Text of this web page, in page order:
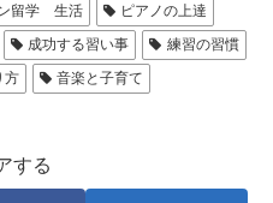
留学 生活
ピアノの上達
成功する習い事
練習の習慣
方
音楽と子育て
する